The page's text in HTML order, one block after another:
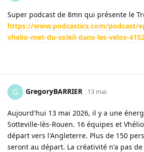
Super podcast de 8mn qui présente le
https://www.podcastics.com/podcast/
vhelio-met-du-soleil-dans-les-velos-
G GregoryBARRIER 13 mai
Aujourd'hui 13 mai 2026, il y a une
Sotteville-lès-Rouen. 16 équipes et
départ vers l'Angleterre. Plus de 150
seront au départ. La créativité n'a pas